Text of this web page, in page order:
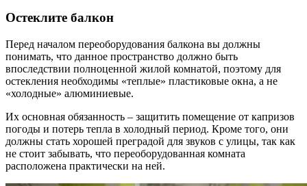
Остеклите балкон
Перед началом переоборудования балкона вы должны
понимать, что данное пространство должно быть
впоследствии полноценной жилой комнатой, поэтому для
остекления необходимы «теплые» пластиковые окна, а не
«холодные» алюминиевые.
Их основная обязанность – защитить помещение от капризов
погоды и потерь тепла в холодный период. Кроме того, они
должны стать хорошей преградой для звуков с улицы, так как
не стоит забывать, что переоборудованная комната
расположена практически на ней.